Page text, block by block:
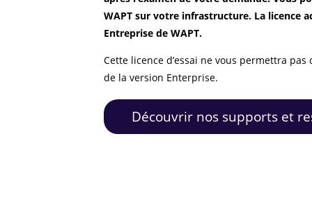
WAPT sur votre infrastructure. La licence
Entreprise de WAPT.
Cette licence d’essai ne vous permettra
de la version Enterprise.
Découvrir nos supports et